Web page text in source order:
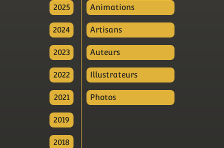
2025
2024
2023
2022
2021
2019
2018
Animations
Artisans
Auteurs
Illustrateurs
Photos